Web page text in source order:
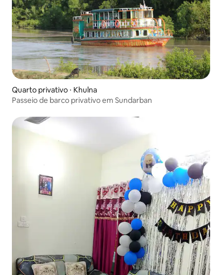
Quarto privativo ⋅ Khulna
Passeio de barco privativo em Sundarban